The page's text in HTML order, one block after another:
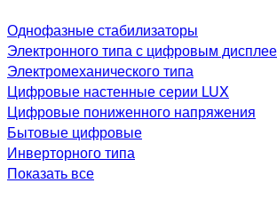
Однофазные стабилизаторы
Электронного типа с цифровым
Электромеханического типа
Цифровые настенные серии LUX
Цифровые пониженного напряжения
Бытовые цифровые
Инверторного типа
Показать все